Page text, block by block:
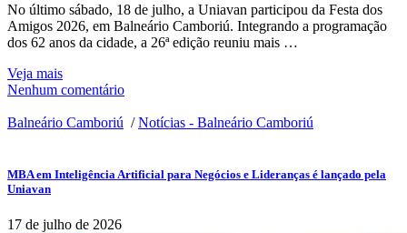
No último sábado, 18 de julho, a Uniavan participou da Festa dos
Amigos 2026, em Balneário Camboriú. Integrando a programação
dos 62 anos da cidade, a 26ª edição reuniu mais …
Veja mais
Nenhum comentário
Balneário Camboriú /Notícias - Balneário Camboriú
MBA em Inteligência Artificial para Negócios e Lideranças é lançado pela
Uniavan
17 de julho de 2026